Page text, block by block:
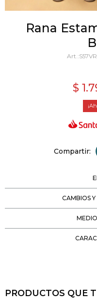
Rana
$
CAMBIOS
PRODUCTOS QUE